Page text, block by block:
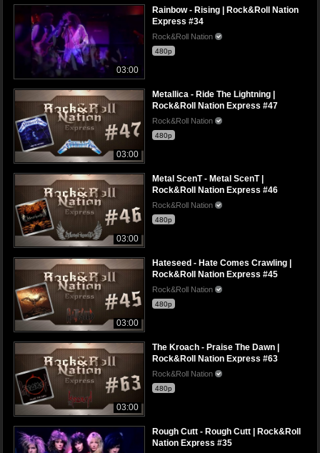
03:00
Rainbow - Rising | Rock&Roll Nation
Express #34
Rock&Roll Nation
480p
03:00
Metallica - Ride The Lightning |
Rock&Roll Nation Express #47
Rock&Roll Nation
480p
03:00
Metal ScenT - Metal ScenT |
Rock&Roll Nation Express #46
Rock&Roll Nation
480p
03:00
Hateseed - Hate Comes Crawling |
Rock&Roll Nation Express #45
Rock&Roll Nation
480p
03:00
The Kroach - Praise The Dawn |
Rock&Roll Nation Express #63
Rock&Roll Nation
480p
Rough Cutt - Rough Cutt | Rock&Roll
Nation Express #35